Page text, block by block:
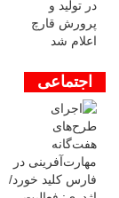
اجتماعی